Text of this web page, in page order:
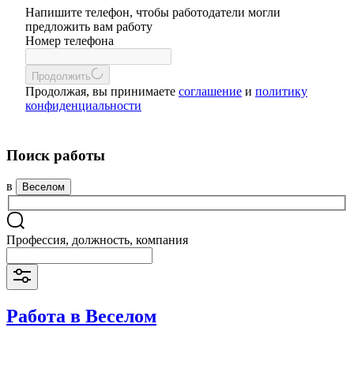
Напишите телефон, чтобы работодатели могли
предложить вам работу
Номер телефона
Продолжить
Продолжая, вы принимаете соглашение и политику
конфиденциальности
Поиск работы
в Веселом
Профессия, должность, компания
Работа в Веселом